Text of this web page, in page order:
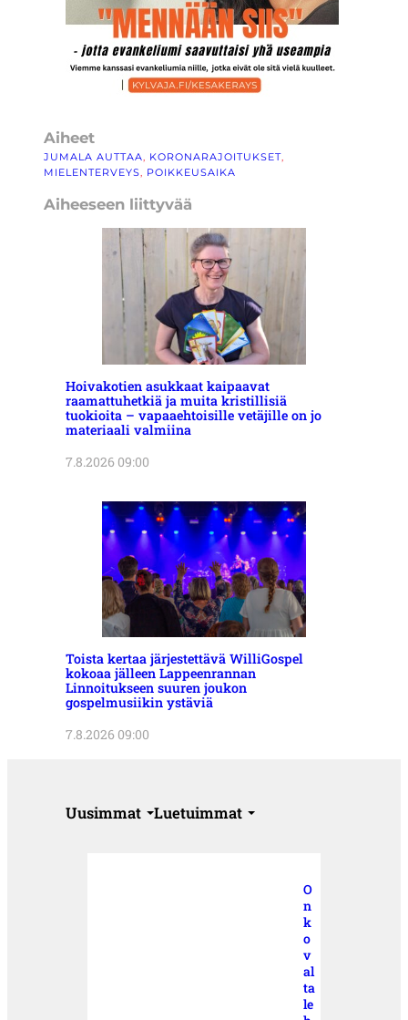
Aiheet
JUMALA AUTTAA, KORONARAJOITUKSET
MIELENTERVEYS, POIKKEUSAIKA
Aiheeseen liittyvää
Hoivakotien asukkaat kaipaavat
raamattuhetkiä ja muita kristillisiä
tuokioita – vapaaehtoisille vetäjille on jo
materiaali valmiina
7.8.2026 09:00
Toista kertaa järjestettävä WilliGospel
kokoaa jälleen Lappeenrannan
Linnoitukseen suuren joukon
gospelmusiikin ystäviä
7.8.2026 09:00
Uusimmat Luetuimmat
O
n
k
o
v
al
ta
le